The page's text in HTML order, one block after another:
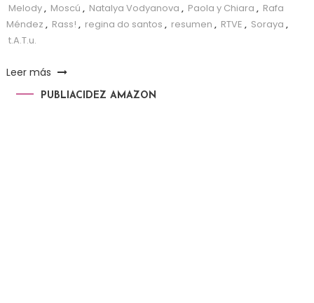
Melody, Moscú , Natalya Vodyanova , Paola y Chiara , Rafa
Méndez , Rass! , regina do santos , resumen , RTVE , Soraya ,
t.A.T.u.
Leer más
PUBLIACIDEZ AMAZON